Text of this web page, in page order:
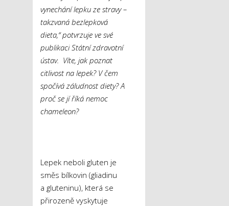
vynechání lepku ze stravy –
takzvaná bezlepková
dieta,“ potvrzuje ve své
publikaci Státní zdravotní
ústav. Víte, jak poznat
citlivost na lepek? V čem
spočívá záludnost diety? A
proč se jí říká nemoc
chameleon?
Lepek neboli gluten je
směs bílkovin (gliadinu
a gluteninu), která se
přirozeně vyskytuje